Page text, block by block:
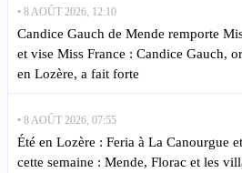
• 8 AOÛT 2026, 12:10
Candice Gauch de Mende remporte
et vise Miss France : Candice Gauch,
en Lozère, a fait forte
• 8 AOÛT 2026, 07:55
Été en Lozère : Feria à La Canourgue
cette semaine : Mende, Florac et les